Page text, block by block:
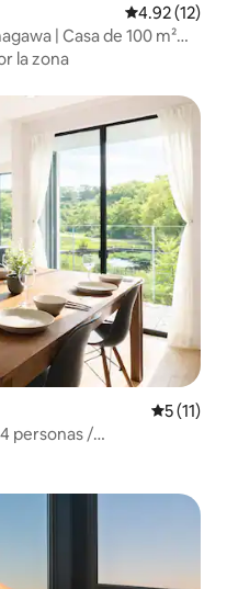
Calificación
4.92 (12)
| Casa de 100 m²
para 2
la zona
5 (11)
personas /
gratuito /